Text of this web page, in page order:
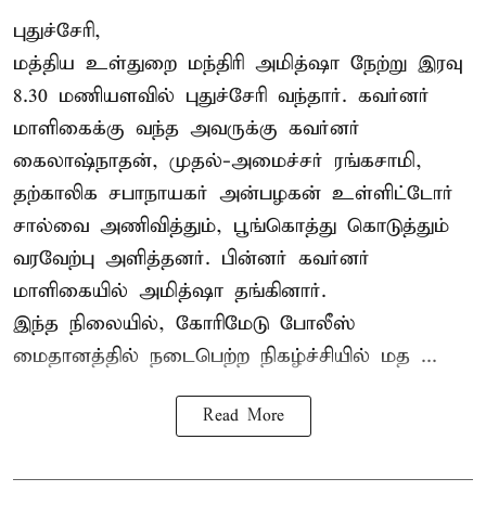
புதுச்சேரி,
மத்திய உள்துறை மந்திரி அமித்ஷா நேற்று இரவு
8.30 மணியளவில் புதுச்சேரி வந்தார். கவர்னர்
மாளிகைக்கு வந்த அவருக்கு கவர்னர்
கைலாஷ்நாதன், முதல்-அமைச்சர் ரங்கசாமி,
தற்காலிக சபாநாயகர் அன்பழகன் உள்ளிட்டோர்
சால்வை அணிவித்தும், பூங்கொத்து கொடுத்தும்
வரவேற்பு அளித்தனர். பின்னர் கவர்னர்
மாளிகையில் அமித்ஷா தங்கினார்.
இந்த நிலையில், கோரிமேடு போலீஸ்
மைதானத்தில் நடைபெற்ற நிகழ்ச்சியில் மத ...
Read More